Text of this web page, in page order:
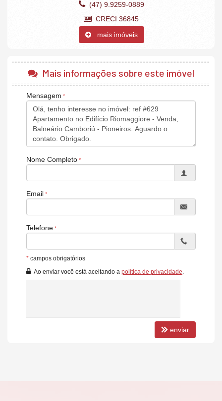
4 vagas garagem privativas.
O Empreendimento:
Academia
Brinquedoteca
Espaço gourmet
Piscina com hidromassagem
Piscina adulta
Piscina infantil
Playground
Sala de reunião
Espelho d' água
Sauna .
(47) 9.9259-0889
CRECI 36845
mais imóveis
Mais informações sobre este imóvel
Mensagem
Nome Completo
Email
Telefone
* campos obrigatórios
Ao enviar você está aceitando a política de privacidade
enviar